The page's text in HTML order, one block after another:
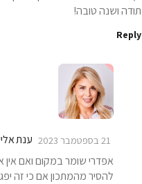
תודה ושנה טובה!
Reply
ענת 21 בספטמבר 2023
אפדרי שומר במקום ואם אין
להסיר מהמתכון אם כי זה